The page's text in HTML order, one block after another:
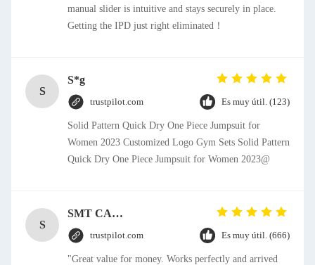
manual slider is intuitive and stays securely in place.
Getting the IPD just right eliminated！
S
S*g
trustpilot.com Es muy útil. (123)
Solid Pattern Quick Dry One Piece Jumpsuit for
Women 2023 Customized Logo Gym Sets Solid Pattern
Quick Dry One Piece Jumpsuit for Women 2023@
S
SMT CAP Type Box Header Connector 1.27mm Pitch Gold Flash Contact Plating
trustpilot.com Es muy útil. (666)
"Great value for money. Works perfectly and arrived